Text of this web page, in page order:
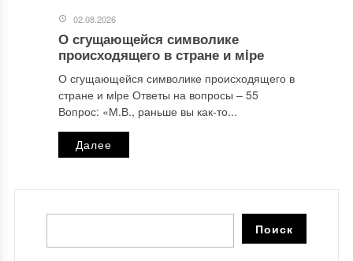
02.08.2026
О сгущающейся символике
происходящего в стране и мiре
О сгущающейся символике происходящего в
стране и мiре Ответы на вопросы ‒ 55
Вопрос: «М.В., раньше вы как-то...
Далее